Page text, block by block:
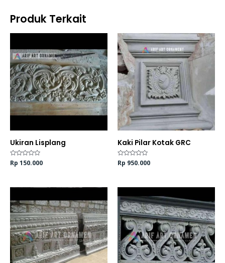
Produk Terkait
Ukiran Lisplang
Dinilai
0
Rp 150.000
Kaki Pilar Kotak GRC
Dinilai
0
Rp 950.000